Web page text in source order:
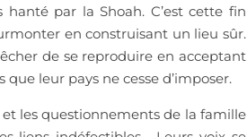
par la Shoah. C’est cette fin
en construisant un lieu sûr.
de se reproduire en acceptant
leur pays ne cesse d’imposer.
et les questionnements de la famille